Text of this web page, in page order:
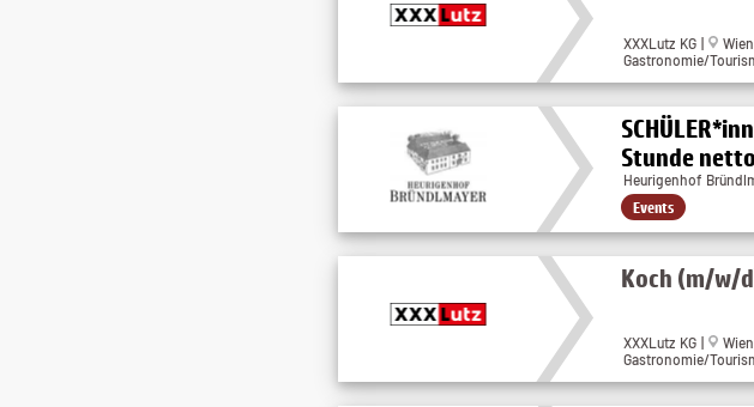
XXXLutz KG | Wien
Gastronomie/
Stunde netto
Heurigenhof
Events
Koch (m/w/
XXXLutz KG |
Gastronomie/